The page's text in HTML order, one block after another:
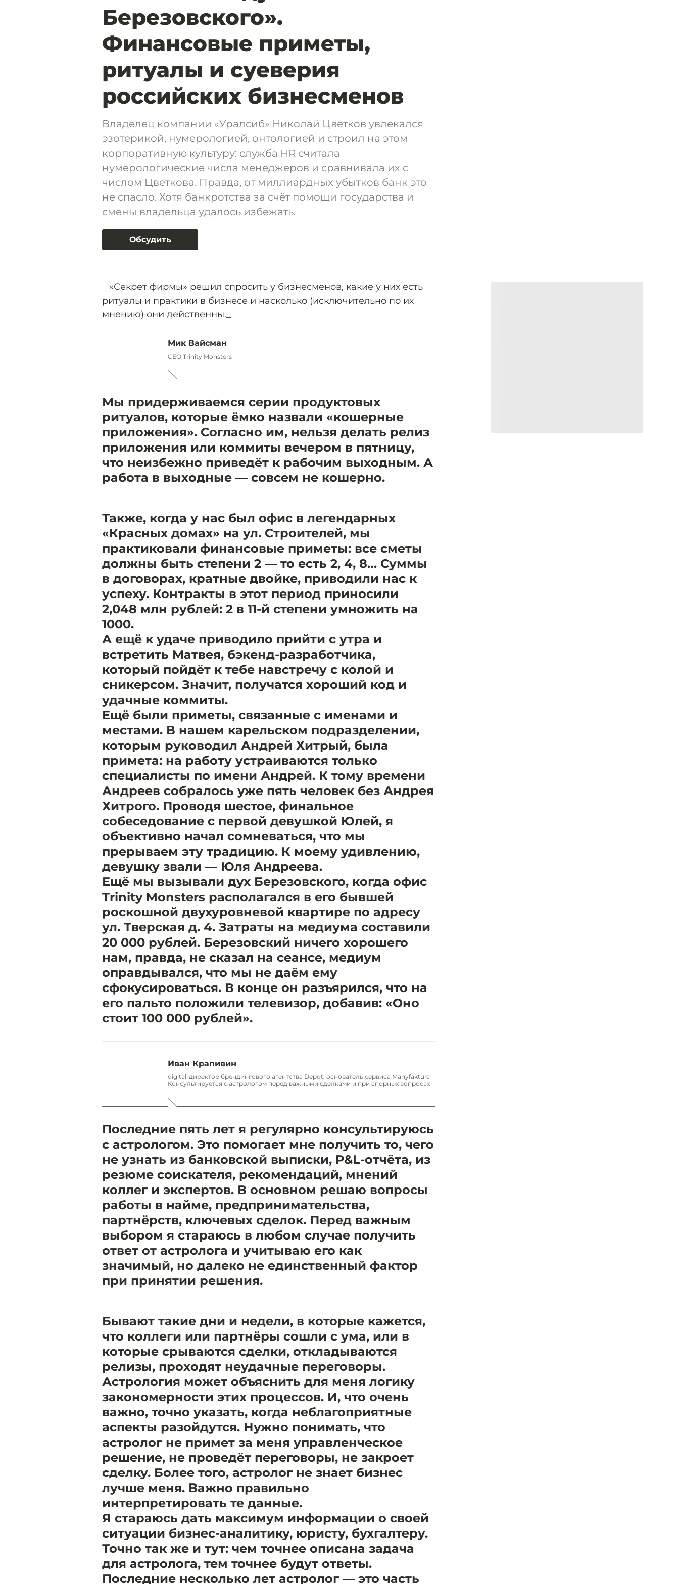
Березовского».
Финансовые приметы,
ритуалы и суеверия
российских бизнесменов
Владелец компании «Уралсиб» Николай Цветков увлекался
эзотерикой, нумерологией, онтологией и строил на этом
корпоративную культуру: служба HR считала
нумерологические числа менеджеров и сравнивала их с
числом Цветкова. Правда, от миллиардных убытков банк это
не спасло. Хотя банкротства за счёт помощи государства и
смены владельца удалось избежать.
Обсудить
_ «Секрет фирмы» решил спросить у бизнесменов, какие у них есть
ритуалы и практики в бизнесе и насколько (исключительно по их
мнению) они действенны._
Мик Вайсман
CEO Trinity Monsters
Мы придерживаемся серии продуктовых
ритуалов, которые ёмко назвали «кошерные
приложения». Согласно им, нельзя делать релиз
приложения или коммиты вечером в пятницу,
что неизбежно приведёт к рабочим выходным. А
работа в выходные — совсем не кошерно.
Также, когда у нас был офис в легендарных
«Красных домах» на ул. Строителей, мы
практиковали финансовые приметы: все сметы
должны быть степени 2 — то есть 2, 4, 8… Суммы
в договорах, кратные двойке, приводили нас к
успеху. Контракты в этот период приносили
2,048 млн рублей: 2 в 11-й степени умножить на
1000.
А ещё к удаче приводило прийти с утра и
встретить Матвея, бэкенд-разработчика,
который пойдёт к тебе навстречу с колой и
сникерсом. Значит, получатся хороший код и
удачные коммиты.
Ещё были приметы, связанные с именами и
местами. В нашем карельском подразделении,
которым руководил Андрей Хитрый, была
примета: на работу устраиваются только
специалисты по имени Андрей. К тому времени
Андреев собралось уже пять человек без Андрея
Хитрого. Проводя шестое, финальное
собеседование с первой девушкой Юлей, я
объективно начал сомневаться, что мы
прерываем эту традицию. К моему удивлению,
девушку звали — Юля Андреева.
Ещё мы вызывали дух Березовского, когда офис
Trinity Monsters располагался в его бывшей
роскошной двухуровневой квартире по адресу
ул. Тверская д. 4. Затраты на медиума составили
20 000 рублей. Березовский ничего хорошего
нам, правда, не сказал на сеансе, медиум
оправдывался, что мы не даём ему
сфокусироваться. В конце он разъярился, что на
его пальто положили телевизор, добавив: «Оно
стоит 100 000 рублей».
Иван Крапивин
digital-директор брендингового агентства Depot, основатель сервиса Manyfaktura
Консультируется с астрологом перед важными сделками и при спорных вопросах
Последние пять лет я регулярно консультируюсь
с астрологом. Это помогает мне получить то, чего
не узнать из банковской выписки, P&L-отчёта, из
резюме соискателя, рекомендаций, мнений
коллег и экспертов. В основном решаю вопросы
работы в найме, предпринимательства,
партнёрств, ключевых сделок. Перед важным
выбором я стараюсь в любом случае получить
ответ от астролога и учитываю его как
значимый, но далеко не единственный фактор
при принятии решения.
Бывают такие дни и недели, в которые кажется,
что коллеги или партнёры сошли с ума, или в
которые срываются сделки, откладываются
релизы, проходят неудачные переговоры.
Астрология может объяснить для меня логику
закономерности этих процессов. И, что очень
важно, точно указать, когда неблагоприятные
аспекты разойдутся. Нужно понимать, что
астролог не примет за меня управленческое
решение, не проведёт переговоры, не закроет
сделку. Более того, астролог не знает бизнес
лучше меня. Важно правильно
интерпретировать те данные.
Я стараюсь дать максимум информации о своей
ситуации бизнес-аналитику, юристу, бухгалтеру.
Точно так же и тут: чем точнее описана задача
для астролога, тем точнее будут ответы.
Последние несколько лет астролог — это часть